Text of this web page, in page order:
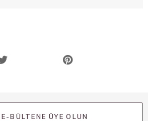
E-BÜLTENE ÜYE OLUN